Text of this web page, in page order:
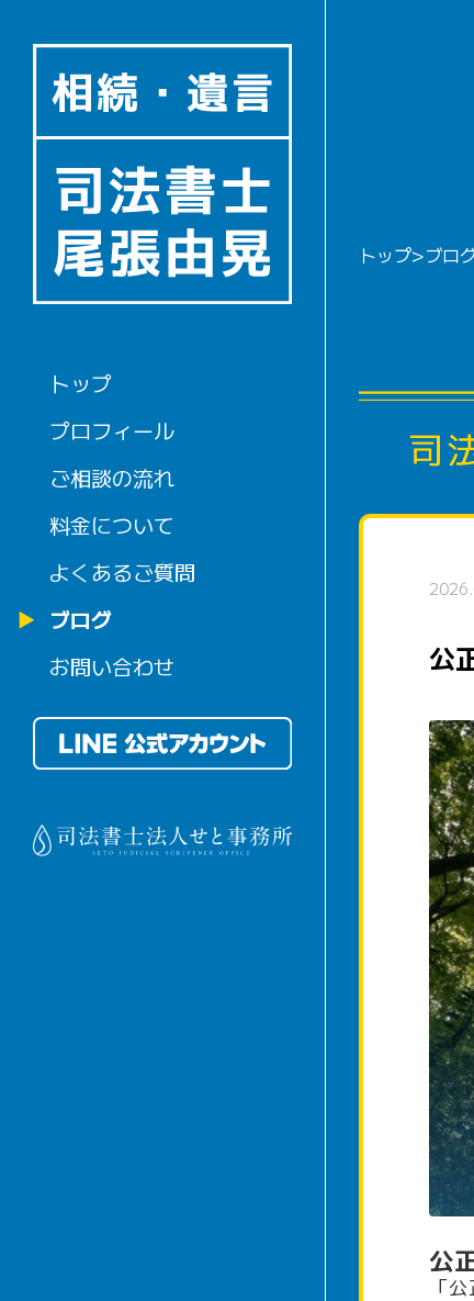
トップ
プロフィール
ご相談の流れ
料金について
よくあるご質問
ブログ
お問い合わせ
トップ>ブロ
公
公
「